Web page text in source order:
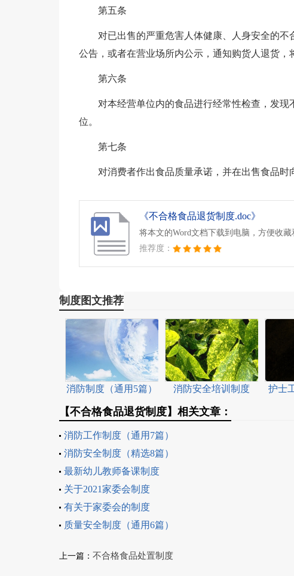
第五条
对已出售的严重危害人体健康、人身安全的
公告，或者在营业场所内公示，通知购货人退货，
第六条
对本经营单位内的食品进行经常性检查，发
位。
第七条
对消费者作出食品质量承诺，并在出售食品时
《不合格食品退货制度.doc》
将本文的Word文档下载到电脑，方便收藏
推荐度：
制度图文推荐
消防制度（通用5篇）
消防安全培训制度
护士
【不合格食品退货制度】相关文章：
消防工作制度（通用7篇）
消防安全制度（精选8篇）
最新幼儿教师备课制度
关于2021家委会制度
有关于家委会的制度
质量安全制度（通用6篇）
上一篇： 不合格食品处置制度